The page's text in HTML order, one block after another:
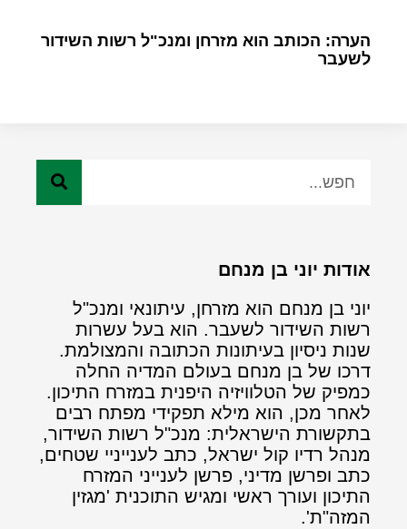
הערה: הכותב הוא מזרחן ומנכ"ל רשות השידור
לשעבר
אודות יוני בן מנחם
יוני בן מנחם הוא מזרחן, עיתונאי ומנכ"ל
רשות השידור לשעבר. הוא בעל עשרות
שנות ניסיון בעיתונות הכתובה והמצולמת.
דרכו של בן מנחם בעולם המדיה החלה
כמפיק של הטלוויזיה היפנית במזרח התיכון.
לאחר מכן, הוא מילא תפקידי מפתח רבים
בתקשורת הישראלית: מנכ"ל רשות השידור,
מנהל רדיו קול ישראל, כתב לענייניי שטחים,
כתב ופרשן מדיני, פרשן לענייני המזרח
התיכון ועורך ראשי ומגיש התוכנית 'מגזין
המזה"ת'.